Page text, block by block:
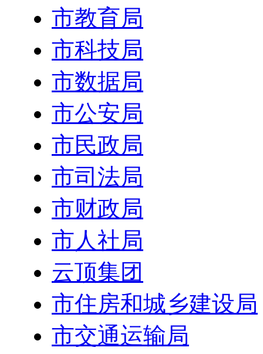
市教育局
市科技局
市数据局
市公安局
市民政局
市司法局
市财政局
市人社局
云顶集团
市住房和城乡建设局
市交通运输局